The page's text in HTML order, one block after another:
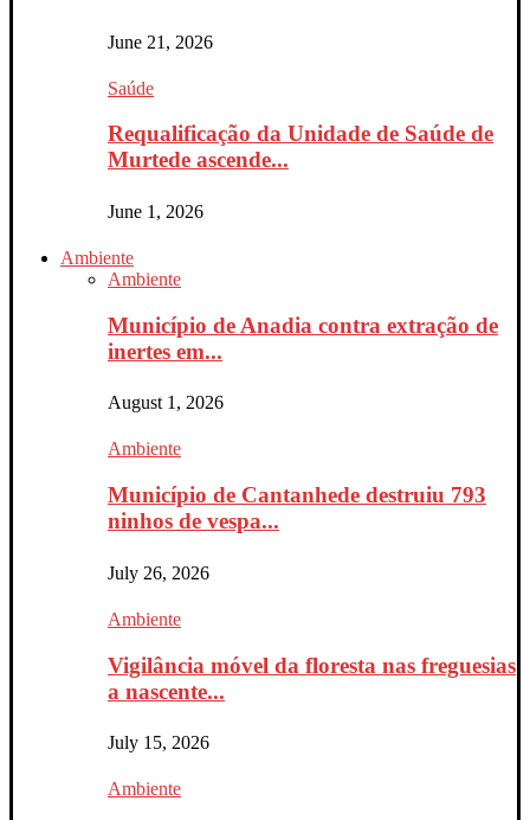
June 21, 2026
Saúde
Requalificação da Unidade de Saúde de
Murtede ascende...
June 1, 2026
Ambiente
Ambiente
Município de Anadia contra extração de
inertes em...
August 1, 2026
Ambiente
Município de Cantanhede destruiu 793
ninhos de vespa...
July 26, 2026
Ambiente
Vigilância móvel da floresta nas freguesias
a nascente...
July 15, 2026
Ambiente